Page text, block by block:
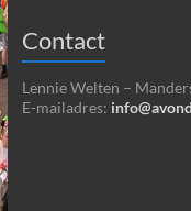
Contact
Lennie Welten –
E-mailadres: